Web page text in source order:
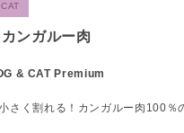
CAT
ンガルー肉
& CAT Premium
さく割れる！カンガルー肉100％